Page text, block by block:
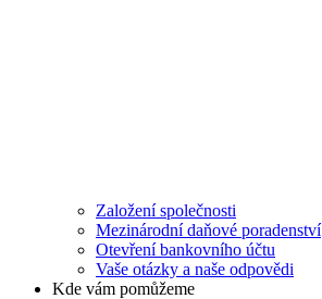
Založení společnosti
Mezinárodní daňové poradenství
Otevření bankovního účtu
Vaše otázky a naše odpovědi
Kde vám pomůžeme